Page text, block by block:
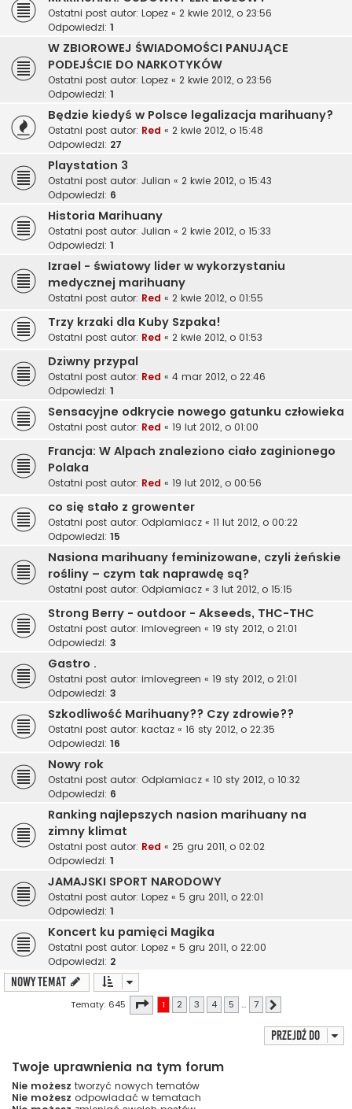
Ostatni post autor: Lopez « 2 kwie 2012, o 23:56
Odpowiedzi: 1
W ZBIOROWEJ ŚWIADOMOŚCI PANUJĄCE
PODEJŚCIE DO NARKOTYKÓW
Ostatni post autor: Lopez « 2 kwie 2012, o 23:56
Odpowiedzi: 1
Będzie kiedyś w Polsce legalizacja marihuany?
Ostatni post autor: Red « 2 kwie 2012, o 15:48
Odpowiedzi: 27
Playstation 3
Ostatni post autor: Julian « 2 kwie 2012, o 15:43
Odpowiedzi: 6
Historia Marihuany
Ostatni post autor: Julian « 2 kwie 2012, o 15:33
Odpowiedzi: 1
Izrael - światowy lider w wykorzystaniu
medycznej marihuany
Ostatni post autor: Red « 2 kwie 2012, o 01:55
Trzy krzaki dla Kuby Szpaka!
Ostatni post autor: Red « 2 kwie 2012, o 01:53
Dziwny przypal
Ostatni post autor: Red « 4 mar 2012, o 22:46
Odpowiedzi: 1
Sensacyjne odkrycie nowego gatunku człowieka
Ostatni post autor: Red « 19 lut 2012, o 01:00
Francja: W Alpach znaleziono ciało zaginionego
Polaka
Ostatni post autor: Red « 19 lut 2012, o 00:56
co się stało z growenter
Ostatni post autor: Odplamiacz « 11 lut 2012, o 00:22
Odpowiedzi: 15
Nasiona marihuany feminizowane, czyli żeńskie
rośliny – czym tak naprawdę są?
Ostatni post autor: Odplamiacz « 3 lut 2012, o 15:15
Strong Berry - outdoor - Akseeds, THC-THC
Ostatni post autor: imlovegreen « 19 sty 2012, o 21:01
Odpowiedzi: 3
Gastro .
Ostatni post autor: imlovegreen « 19 sty 2012, o 21:01
Odpowiedzi: 3
Szkodliwość Marihuany?? Czy zdrowie??
Ostatni post autor: kactaz « 16 sty 2012, o 22:35
Odpowiedzi: 16
Nowy rok
Ostatni post autor: Odplamiacz « 10 sty 2012, o 10:32
Odpowiedzi: 6
Ranking najlepszych nasion marihuany na
zimny klimat
Ostatni post autor: Red « 25 gru 2011, o 02:02
Odpowiedzi: 1
JAMAJSKI SPORT NARODOWY
Ostatni post autor: Lopez « 5 gru 2011, o 22:01
Odpowiedzi: 1
Koncert ku pamięci Magika
Ostatni post autor: Lopez « 5 gru 2011, o 22:00
Odpowiedzi: 2
NOWY TEMAT
Tematy: 645 Strona1 7
1 2 3 4 5 … 7
Przejdź do
Twoje uprawnienia na tym forum
Nie możesz tworzyć nowych tematów
Nie możesz odpowiadać w tematach